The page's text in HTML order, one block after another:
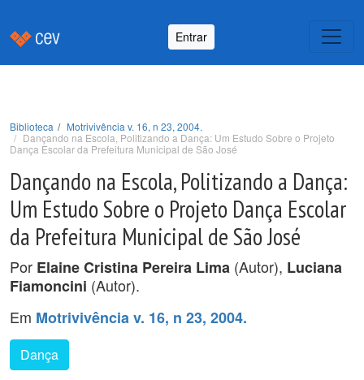
Entrar
Biblioteca
Motrivivência v. 16, n 23, 2004.
Dançando na Escola, Politizando a Dança: Um Estudo Sobre o Projeto
Dança Escolar da Prefeitura Municipal de São José
Dançando na Escola, Politizando a Dança:
Um Estudo Sobre o Projeto Dança Escolar
da Prefeitura Municipal de São José
Por Elaine Cristina Pereira Lima (Autor), Luciana
Fiamoncini (Autor).
Em Motrivivência v. 16, n 23, 2004.
Dança